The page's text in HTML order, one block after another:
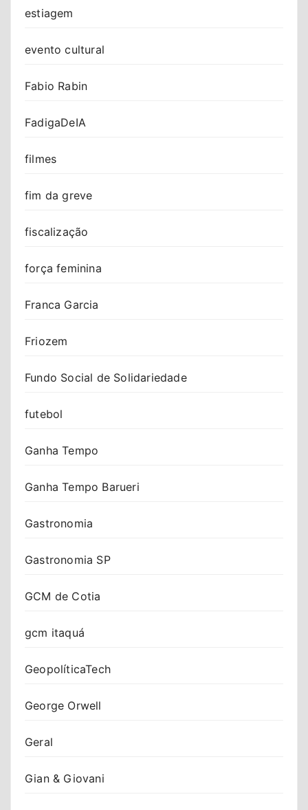
estiagem
evento cultural
Fabio Rabin
FadigaDeIA
filmes
fim da greve
fiscalização
força feminina
Franca Garcia
Friozem
Fundo Social de Solidariedade
futebol
Ganha Tempo
Ganha Tempo Barueri
Gastronomia
Gastronomia SP
GCM de Cotia
gcm itaquá
GeopolíticaTech
George Orwell
Geral
Gian & Giovani